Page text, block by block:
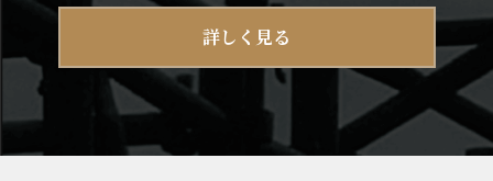
詳しく見る